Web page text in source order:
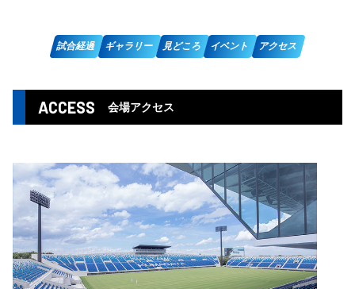
試合経過 ギャラリー 見どころ イベント アクセス
ACCESS 会場アクセス